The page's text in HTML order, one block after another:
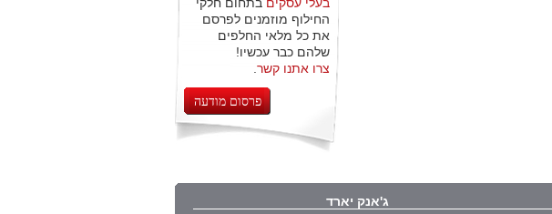
החילוף מוזמנים לפרסם
את כל מלאי החלפים
שלהם כבר עכשיו!
צרו אתנו קשר
פרסום מודעה
ג'אנק יארד